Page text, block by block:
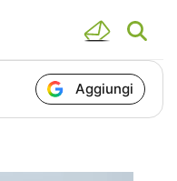
Aggiungi